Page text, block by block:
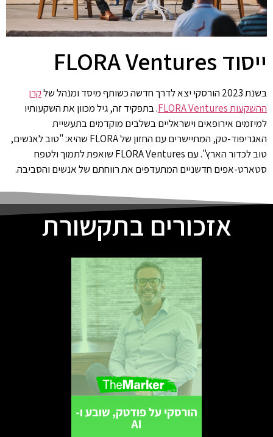
ייסוד FLORA Ventures
בשנת 2023 הורסקי יצא לדרך חדשה כשותף מיסד ומנהל של
קרן
ההשקעות FLORA Ventures
. בתפקיד זה, גיל מכוון את השקעותיו
למיזמים אירופאים וישראליים בשלבים מוקדמים בתעשיית
האגריפוד-טק, המתיישרים עם החזון של FLORA שהיא: "טוב לאנשים,
טוב לכדור הארץ". עם FLORA Ventures שואפת לתמוך ולטפח
סטארט-אפים חדשניים המתעדפים את רווחתם של אנשים והסביבה.
אזכורים בתקשורת